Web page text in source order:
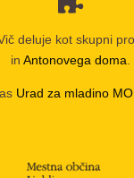
deluje kot skupni
in Antonovega doma
Urad za mladino